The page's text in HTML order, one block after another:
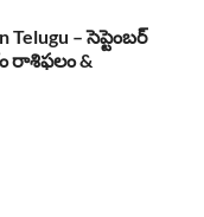
Telugu – సెప్టెంబర్
రాశిఫలం &